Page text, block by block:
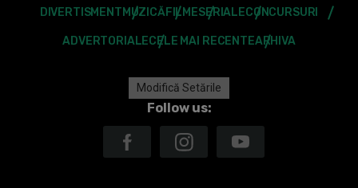
DIVERTISMENT MUZICĂFILMESERIALECONCURSURI
ADVERTORIALECELE MAI RECENTEARHIVA
Modifică Setările
Follow us: